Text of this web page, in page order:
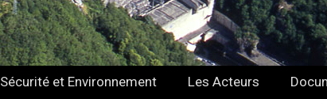
Sécurité et Environnement Les Acteurs